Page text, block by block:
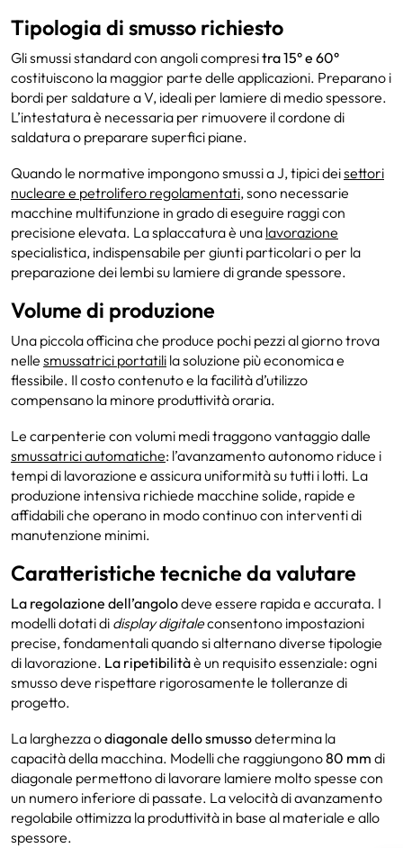
Tipologia di smusso richiesto
Gli smussi standard con angoli compresitra 15° e 60°
costituiscono la maggior parte delle applicazioni. Preparano i
bordi per saldature a V, ideali per lamiere di medio spessore.
L’intestatura è necessaria per rimuovere il cordone di
saldatura o preparare superfici piane.
Quando le normative impongono smussi a J, tipici deisettori
nucleare e petrolifero regolamentati, sono necessarie
macchine multifunzione in grado di eseguire raggi con
precisione elevata. La splaccatura è una lavorazione
specialistica, indispensabile per giunti particolari o per la
preparazione dei lembi su lamiere di grande spessore.
Volume di produzione
Una piccola officina che produce pochi pezzi al giorno trova
nelle smussatrici portatili la soluzione più economica e
flessibile. Il costo contenuto e la facilità d’utilizzo
compensano la minore produttività oraria.
Le carpenterie con volumi medi traggono vantaggio dalle
smussatrici automatiche: l’avanzamento autonomo riduce i
tempi di lavorazione e assicura uniformità su tutti i lotti. La
produzione intensiva richiede macchine solide, rapide e
affidabili che operano in modo continuo con interventi di
manutenzione minimi.
Caratteristiche tecniche da valutare
La regolazione dell’angolodeve essere rapida e accurata. I
modelli dotati di display digitaleconsentono impostazioni
precise, fondamentali quando si alternano diverse tipologie
di lavorazione. La ripetibilitàè un requisito essenziale: ogni
smusso deve rispettare rigorosamente le tolleranze di
progetto.
La larghezza odiagonale dello smussodetermina la
capacità della macchina. Modelli che raggiungono80 mm di
diagonale permettono di lavorare lamiere molto spesse con
un numero inferiore di passate. La velocità di avanzamento
regolabile ottimizza la produttività in base al materiale e allo
spessore.